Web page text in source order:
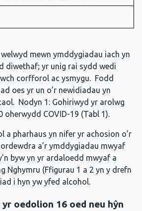
mewn ymddygiadau iach yn
diwethaf; yr unig rai sydd wedi
corfforol ac ysmygu. Fodd
oes yr un o’r newidiadau yn
Nodyn 1: Gohiriwyd yr arolwg
oherwydd COVID-19 (Tabl 1).
a pharhaus yn nifer yr achosion o’r
a’r ymddygiadau mwyaf
byw yn yr ardaloedd mwyaf a
Nghymru (Ffigurau 1 a 2 yn y drefn
i hyn yw yfed alcohol.
oedolion 16 oed neu hŷn